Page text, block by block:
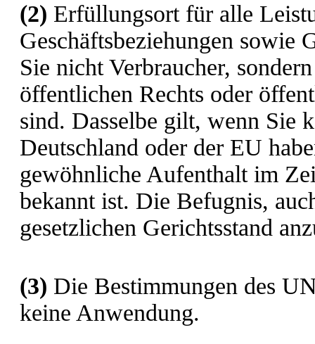
(2) Erfüllungsort für alle
Geschäftsbeziehungen sowie
Sie nicht Verbraucher,
öffentlichen Rechts oder
sind. Dasselbe gilt, wenn Sie
Deutschland oder der EU
gewöhnliche Aufenthalt im
bekannt ist. Die Befugnis,
gesetzlichen Gerichtsstand
(3) Die Bestimmungen des
keine Anwendung.